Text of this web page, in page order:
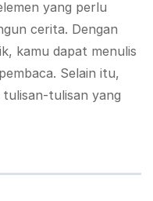
yang perlu
cerita. Dengan
kamu dapat menulis
Selain itu,
tulisan-tulisan yang